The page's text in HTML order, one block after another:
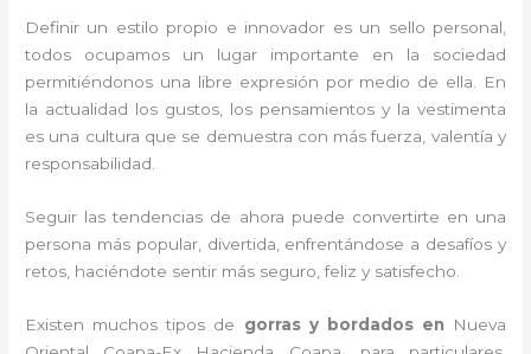
Definir un estilo propio e innovador es un sello personal,
todos ocupamos un lugar importante en la sociedad
permitiéndonos una libre expresión por medio de ella. En
la actualidad los gustos, los pensamientos y la vestimenta
es una cultura que se demuestra con más fuerza, valentía y
responsabilidad.
Seguir las tendencias de ahora puede convertirte en una
persona más popular, divertida, enfrentándose a desafíos y
retos, haciéndote sentir más seguro, feliz y satisfecho.
Existen muchos tipos de gorras y bordados en
Nueva